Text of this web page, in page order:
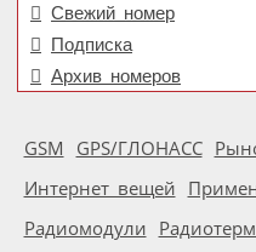
Свежий номер
Подписка
Архив номеров
GSM GPS/ГЛОНАСС
Интернет вещей
Радиомодули